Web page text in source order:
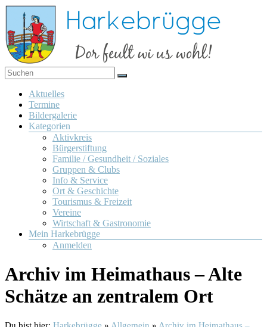
Zum
Inhalt
springen
Harkebrügge
Dor
feult
wi us
wohl!
Menü
Aktuelles
Termine
Bildergalerie
Kategorien
Aktivkreis
Bürgerstiftung
Familie / Gesundheit / Soziales
Gruppen & Clubs
Info & Service
Ort & Geschichte
Tourismus & Freizeit
Vereine
Wirtschaft & Gastronomie
Mein Harkebrügge
Anmelden
Archiv im Heimathaus – Alte
Schätze an zentralem Ort